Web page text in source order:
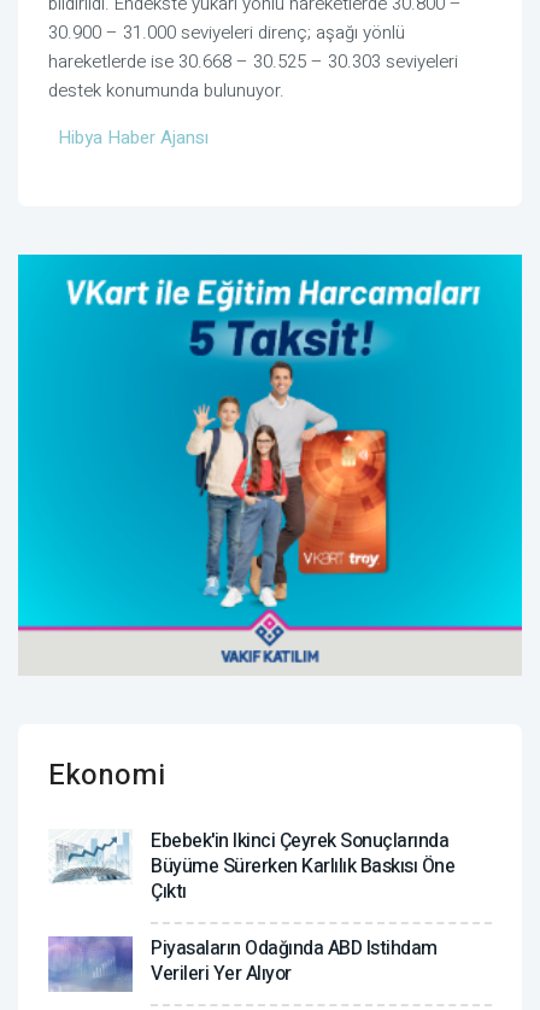
30.900 – 31.000 seviyeleri direnç; aşağı yönlü
hareketlerde ise 30.668 – 30.525 – 30.303 seviyeleri
destek konumunda bulunuyor.
Hibya Haber Ajansı
Ekonomi
Ebebek'in Ikinci Çeyrek Sonuçlarında
Büyüme Sürerken Karlılık Baskısı Öne
Çıktı
Piyasaların Odağında ABD Istihdam
Verileri Yer Alıyor